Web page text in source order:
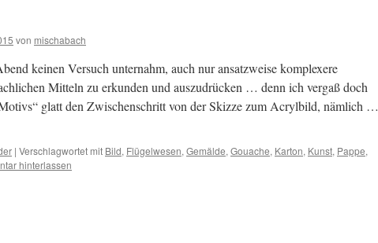
von mischabach
keinen Versuch unternahm, auch nur ansatzweise komplexere
Mitteln zu erkunden und auszudrücken … denn ich vergaß doch
glatt den Zwischenschritt von der Skizze zum Acrylbild, nämlich …
| Verschlagwortet mit Bild, Flügelwesen, Gemälde, Gouache, Karton, Kunst, Pappe,
hinterlassen